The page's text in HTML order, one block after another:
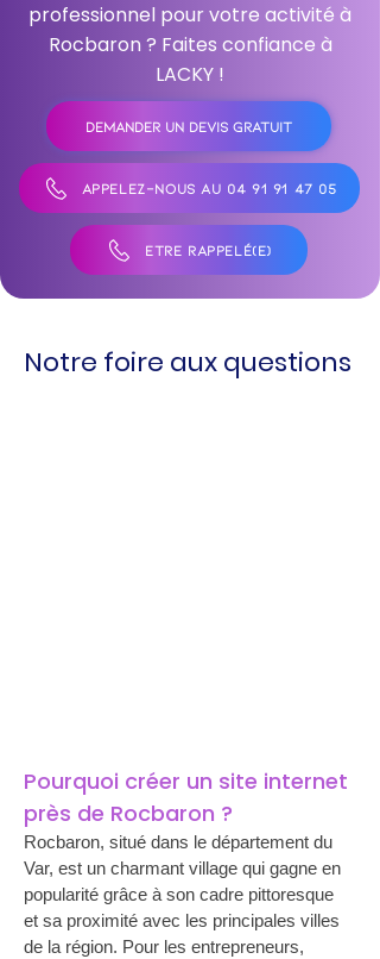
professionnel pour votre activité à
Rocbaron ? Faites confiance à
LACKY !
DEMANDER UN DEVIS GRATUIT
APPELEZ-NOUS AU 04 91 91 47 05
ÊTRE RAPPELÉ(E)
Notre foire aux questions
Pourquoi créer un site internet
près de Rocbaron ?
Rocbaron, situé dans le département du
Var, est un charmant village qui gagne en
popularité grâce à son cadre pittoresque
et sa proximité avec les principales villes
de la région. Pour les entrepreneurs,